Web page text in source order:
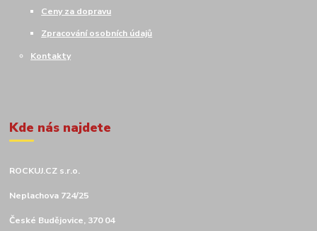
Ceny za dopravu
Zpracování osobních údajů
Kontakty
Kde nás najdete
ROCKUJ.CZ s.r.o.
Neplachova 724/25
České Budějovice, 370 04